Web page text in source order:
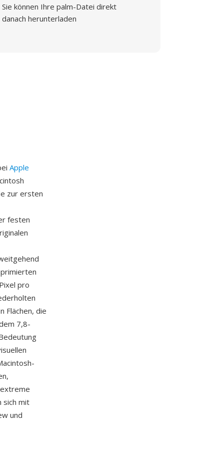
Sie können Ihre palm-Datei direkt
danach herunterladen
Apple
zur ersten
festen
pro
Flächen, die
7,8-
sich mit
und